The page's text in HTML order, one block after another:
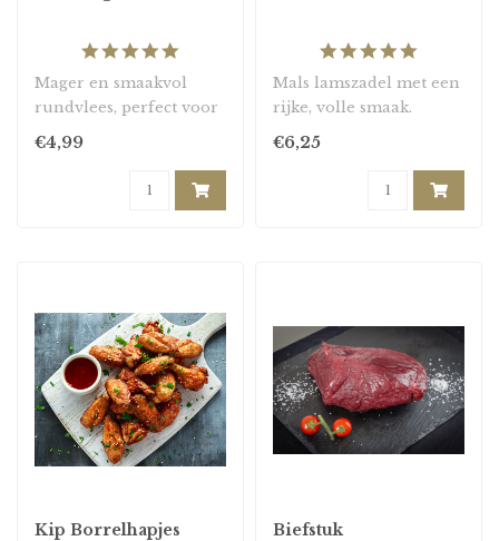
rating
Mager en smaakvol
rundvlees, perfect voor
het maken van
€4,99
rating
Mals lamszadel met een
rijke, volle smaak.
€6,25
Kip Borrelhapjes Biefstuk